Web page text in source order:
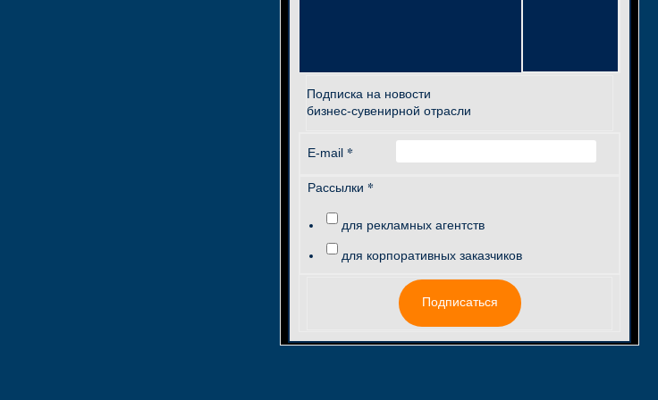
Подписка на новости
бизнес-сувенирной отрасли
E-mail *
Рассылки *
для рекламных агентств
для корпоративных заказчиков
Подписаться